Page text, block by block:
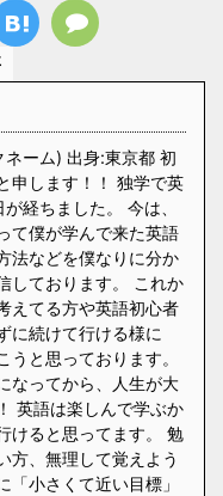
ーム) 出身:東京都 初
申します！！ 独学で英
経ちました。 今は、
て僕が学んで来た英語
法などを僕なりに分か
しております。 これか
えてる方や英語初心者
に続けて行ける様に
と思っております。
なってから、人生が大
英語は楽しんで学ぶか
けると思ってます。 勉
方、無理して覚えよう
「小さくて近い目標」